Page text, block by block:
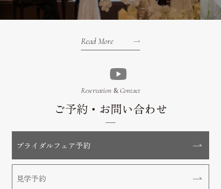
Read More
Reservation &Contact
ご予約・お問い合わせ
ブライダルフェア予約
見学予約